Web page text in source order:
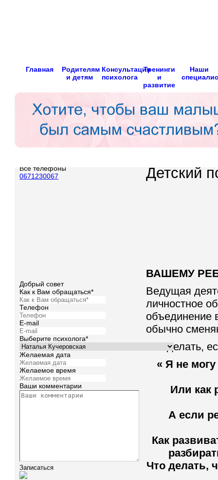
Главная
Родителям
и детям
Консультация
психолога
Тренинги
и
развитие
Наши
Детский
ВАШЕМУ
Ведущая
личностное
объединение
обычно
Что делать,
« Я не
Или как
А если
Как
Что делать,
Все телефоны
0671230067
Добрый совет
Как к Вам обращаться*
Телефон
E-mail
Выберите психолога*
Желаемая дата
Желаемое время
Ваши комментарии